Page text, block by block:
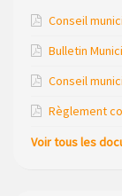
Modification
bungalows
Loubaresse le
Campagne
2026
Conseil
Bulletin
Conseil
Règlement
Voir tous les